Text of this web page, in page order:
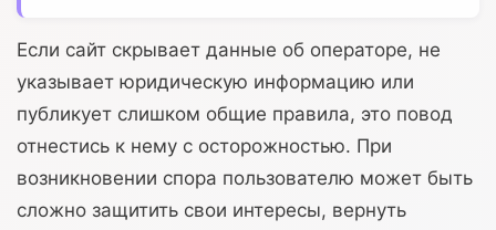
Если сайт скрывает данные об операторе, не
указывает юридическую информацию или
публикует слишком общие правила, это повод
отнестись к нему с осторожностью. При
возникновении спора пользователю может быть
сложно защитить свои интересы, вернуть